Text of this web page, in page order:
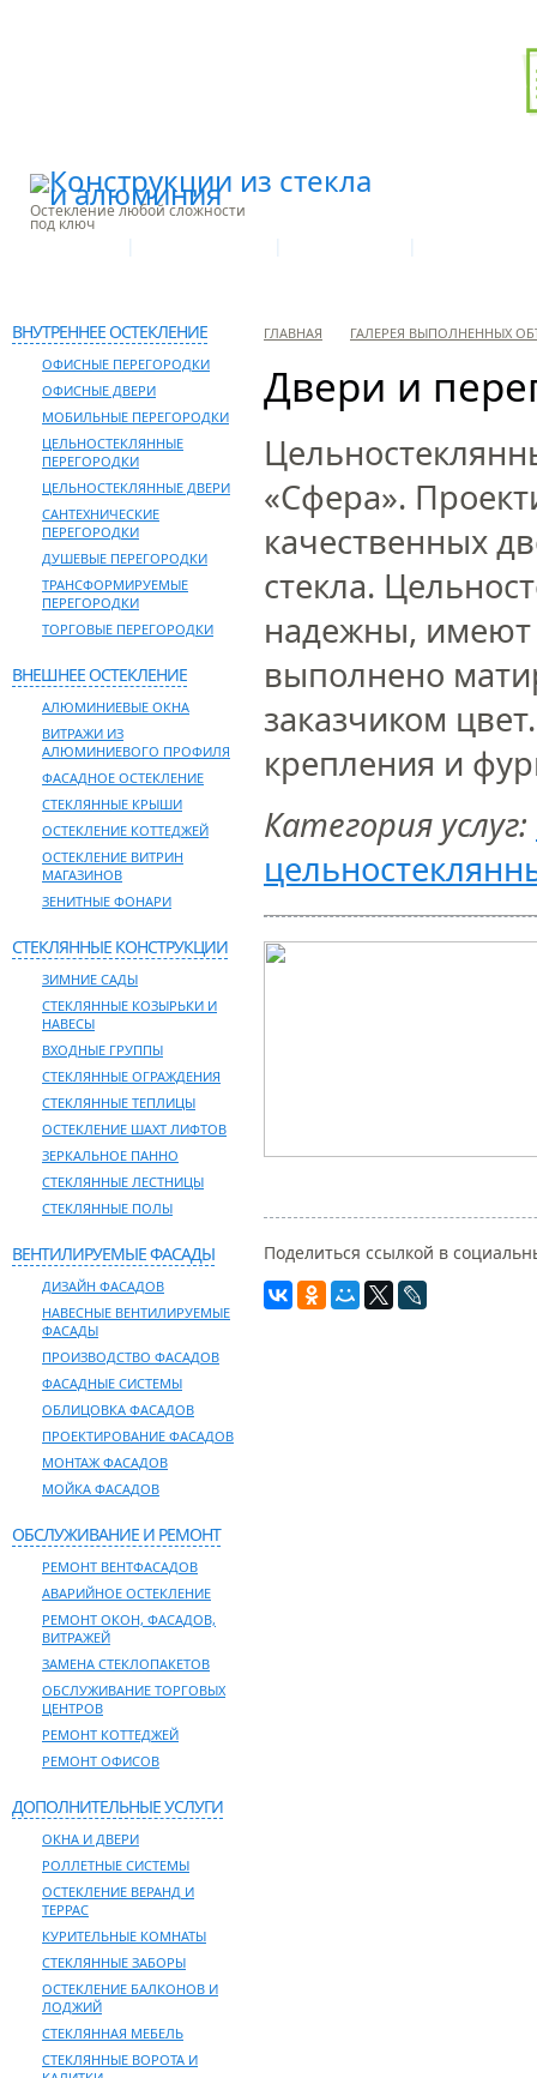
Остекление любой сложности
под ключ
ВНУТРЕННЕЕ ОСТЕКЛЕНИЕ
ОФИСНЫЕ ПЕРЕГОРОДКИ
ОФИСНЫЕ ДВЕРИ
МОБИЛЬНЫЕ ПЕРЕГОРОДКИ
ЦЕЛЬНОСТЕКЛЯННЫЕ
ПЕРЕГОРОДКИ
ЦЕЛЬНОСТЕКЛЯННЫЕ ДВЕРИ
САНТЕХНИЧЕСКИЕ
ПЕРЕГОРОДКИ
ДУШЕВЫЕ ПЕРЕГОРОДКИ
ТРАНСФОРМИРУЕМЫЕ
ПЕРЕГОРОДКИ
ТОРГОВЫЕ ПЕРЕГОРОДКИ
ВНЕШНЕЕ ОСТЕКЛЕНИЕ
АЛЮМИНИЕВЫЕ ОКНА
ВИТРАЖИ ИЗ
АЛЮМИНИЕВОГО ПРОФИЛЯ
ФАСАДНОЕ ОСТЕКЛЕНИЕ
СТЕКЛЯННЫЕ КРЫШИ
ОСТЕКЛЕНИЕ КОТТЕДЖЕЙ
ОСТЕКЛЕНИЕ ВИТРИН
МАГАЗИНОВ
ЗЕНИТНЫЕ ФОНАРИ
СТЕКЛЯННЫЕ КОНСТРУКЦИИ
ЗИМНИЕ САДЫ
СТЕКЛЯННЫЕ КОЗЫРЬКИ И
НАВЕСЫ
ВХОДНЫЕ ГРУППЫ
СТЕКЛЯННЫЕ ОГРАЖДЕНИЯ
СТЕКЛЯННЫЕ ТЕПЛИЦЫ
ОСТЕКЛЕНИЕ ШАХТ ЛИФТОВ
ЗЕРКАЛЬНОЕ ПАННО
СТЕКЛЯННЫЕ ЛЕСТНИЦЫ
СТЕКЛЯННЫЕ ПОЛЫ
ВЕНТИЛИРУЕМЫЕ ФАСАДЫ
ДИЗАЙН ФАСАДОВ
НАВЕСНЫЕ ВЕНТИЛИРУЕМЫЕ
ФАСАДЫ
ПРОИЗВОДСТВО ФАСАДОВ
ФАСАДНЫЕ СИСТЕМЫ
ОБЛИЦОВКА ФАСАДОВ
ПРОЕКТИРОВАНИЕ ФАСАДОВ
МОНТАЖ ФАСАДОВ
МОЙКА ФАСАДОВ
ОБСЛУЖИВАНИЕ И РЕМОНТ
РЕМОНТ ВЕНТФАСАДОВ
АВАРИЙНОЕ ОСТЕКЛЕНИЕ
РЕМОНТ ОКОН, ФАСАДОВ,
ВИТРАЖЕЙ
ЗАМЕНА СТЕКЛОПАКЕТОВ
ОБСЛУЖИВАНИЕ ТОРГОВЫХ
ЦЕНТРОВ
РЕМОНТ КОТТЕДЖЕЙ
РЕМОНТ ОФИСОВ
ДОПОЛНИТЕЛЬНЫЕ УСЛУГИ
ОКНА И ДВЕРИ
РОЛЛЕТНЫЕ СИСТЕМЫ
ОСТЕКЛЕНИЕ ВЕРАНД И
ТЕРРАС
КУРИТЕЛЬНЫЕ КОМНАТЫ
СТЕКЛЯННЫЕ ЗАБОРЫ
ОСТЕКЛЕНИЕ БАЛКОНОВ И
ЛОДЖИЙ
СТЕКЛЯННАЯ МЕБЕЛЬ
СТЕКЛЯННЫЕ ВОРОТА И
ГЛАВНАЯ ГАЛЕРЕЯ ВЫПОЛНЕННЫХ
Двери и
«Сфера».
качественных
стекла.
надежны,
выполнено
заказчиком
крепления и
Категория услуг:
Поделиться ссылкой в